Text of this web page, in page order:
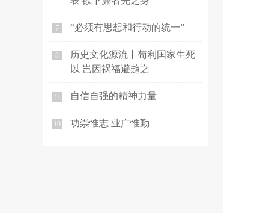
7 “必须有思想和行动的统一”
8
历史文化源流丨苟利国家生死
以 岂因祸福避趋之
9 自信自强的精神力量
10 功崇惟志 业广惟勤